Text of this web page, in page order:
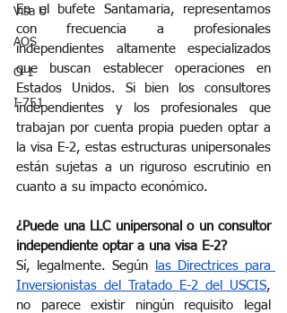
Visa U
AOS
O-1
I-751
En el bufete Santamaria, representamos
con frecuencia a profesionales
independientes altamente especializados
que buscan establecer operaciones en
Estados Unidos. Si bien los consultores
independientes y los profesionales que
trabajan por cuenta propia pueden optar a
la visa E-2, estas estructuras unipersonales
están sujetas a un riguroso escrutinio en
cuanto a su impacto económico.
¿Puede una LLC unipersonal o un consultor
independiente optar a una visa E-2?
Sí, legalmente. Según
las Directrices para
Inversionistas del Tratado E-2 del USCIS,
no parece existir ningún requisito legal